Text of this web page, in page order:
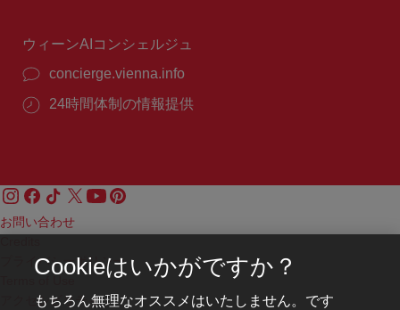
ウィーンAIコンシェルジュ
concierge.vienna.info
24時間体制の情報提供
お問い合わせ
プライバシーポリシー
アクセシビリティ
Cookieはいかがですか？
もちろん無理なオススメはいたしません。です